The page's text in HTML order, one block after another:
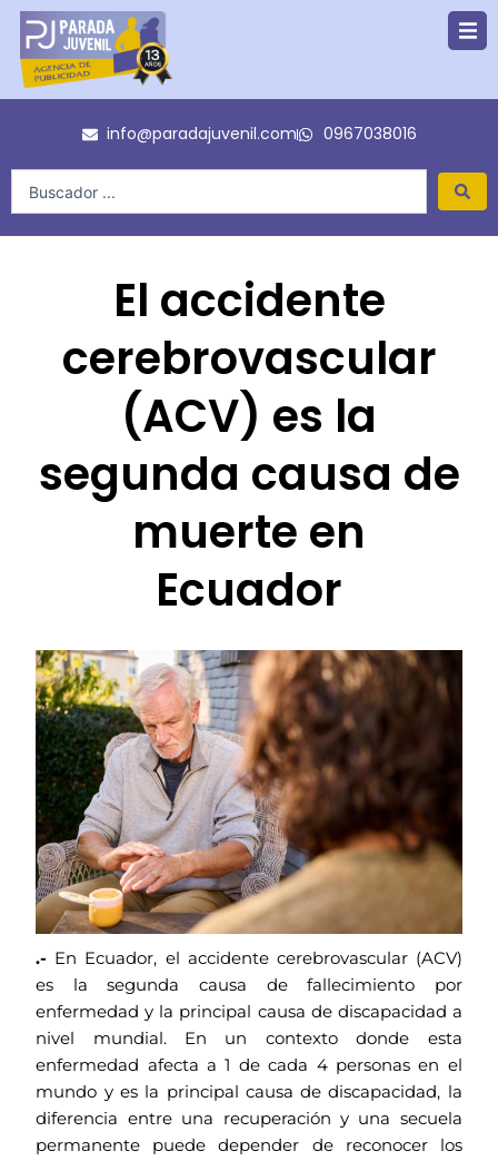
contenido
info@paradajuvenil.com 0967038016
El accidente
cerebrovascular
(ACV) es la
segunda causa de
muerte en
Ecuador
.- En Ecuador, el accidente cerebrovascular (ACV)
es la segunda causa de fallecimiento por
enfermedad y la principal causa de discapacidad a
nivel mundial. En un contexto donde esta
enfermedad afecta a 1 de cada 4 personas en el
mundo y es la principal causa de discapacidad, la
diferencia entre una recuperación y una secuela
permanente puede depender de reconocer los